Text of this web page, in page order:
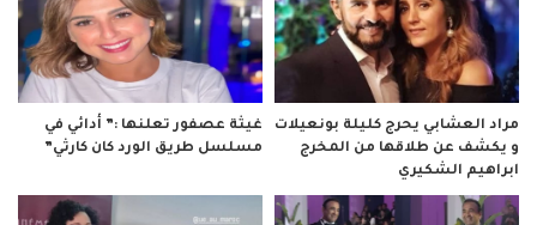
مراد العشابي يحرج كليلة بونعيلات
و يكشف عن طلاقها من المخرج
ابراهيم الشكيري
غيثة عصفور تعلنها :” أدائي في
مسلسل طريق الورد كان كارثي”